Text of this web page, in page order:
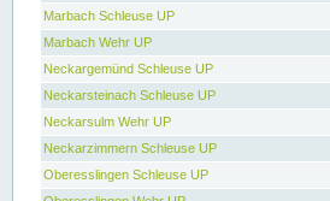
Marbach Schleuse UP
Marbach Wehr UP
Neckargemünd Schleuse UP
Neckarsteinach Schleuse UP
Neckarsulm Wehr UP
Neckarzimmern Schleuse UP
Oberesslingen Schleuse UP